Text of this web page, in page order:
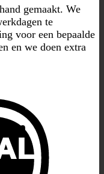
gemaakt. We
te
voor een bepaalde
en we doen extra